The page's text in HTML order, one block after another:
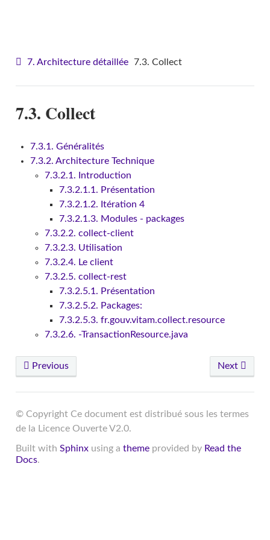
7. Architecture détaillée 7.3. Collect
7.3. Collect
7.3.1. Généralités
7.3.2. Architecture Technique
7.3.2.1. Introduction
7.3.2.1.1. Présentation
7.3.2.1.2. Itération 4
7.3.2.1.3. Modules - packages
7.3.2.2. collect-client
7.3.2.3. Utilisation
7.3.2.4. Le client
7.3.2.5. collect-rest
7.3.2.5.1. Présentation
7.3.2.5.2. Packages:
7.3.2.5.3. fr.gouv.vitam.collect.resource
7.3.2.6. -TransactionResource.java
Previous Next
© Copyright Ce document est distribué sous les termes
de la Licence Ouverte V2.0.
Built with Sphinxusing a themeprovided by Read the
Docs.